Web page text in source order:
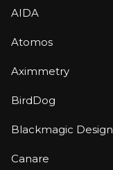
AIDA
Atomos
Aximmetry
BirdDog
Blackmagic Design
Canare